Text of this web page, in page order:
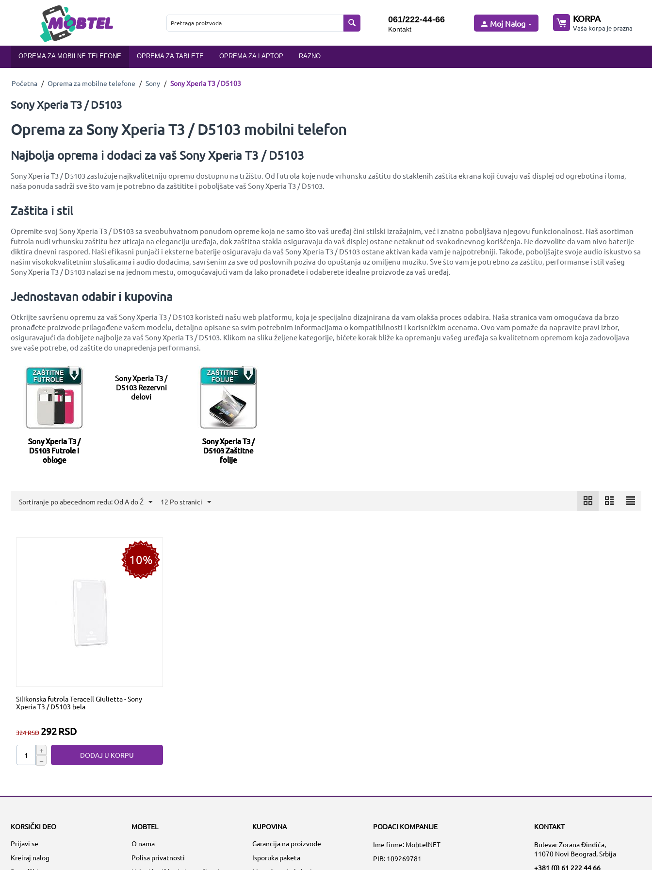
061/222-44-66
Kontakt
Moj Nalog KORPA
Vaša korpa je prazna
OPREMA ZA MOBILNE TELEFONE OPREMA ZA TABLETE OPREMA ZA LAPTOP RAZNO
Početna / Oprema za mobilne telefone / Sony / Sony Xperia T3 / D5103
Sony Xperia T3 / D5103
Oprema za Sony Xperia T3 / D5103 mobilni telefon
Najbolja oprema i dodaci za vaš Sony Xperia T3 / D5103
Sony Xperia T3 / D5103 zaslužuje najkvalitetniju opremu dostupnu na tržištu. Od futrola koje nude vrhunsku zaštitu do staklenih zaštita ekrana koji čuvaju vaš displej od ogrebotina i loma,
naša ponuda sadrži sve što vam je potrebno da zaštitite i poboljšate vaš Sony Xperia T3 / D5103.
Zaštita i stil
Opremite svoj Sony Xperia T3 / D5103 sa sveobuhvatnom ponudom opreme koja ne samo što vaš uređaj čini stilski izražajnim, već i znatno poboljšava njegovu funkcionalnost. Naš asortiman
futrola nudi vrhunsku zaštitu bez uticaja na eleganciju uređaja, dok zaštitna stakla osiguravaju da vaš displej ostane netaknut od svakodnevnog korišćenja. Ne dozvolite da vam nivo baterije
diktira dnevni raspored. Naši efikasni punjači i eksterne baterije osiguravaju da vaš Sony Xperia T3 / D5103 ostane aktivan kada vam je najpotrebniji. Takođe, poboljšajte svoje audio iskustvo sa
našim visokokvalitetnim slušalicama i audio dodacima, savršenim za sve od poslovnih poziva do opuštanja uz omiljenu muziku. Sve što vam je potrebno za zaštitu, performanse i stil vašeg
Sony Xperia T3 / D5103 nalazi se na jednom mestu, omogućavajući vam da lako pronađete i odaberete idealne proizvode za vaš uređaj.
Jednostavan odabir i kupovina
Otkrijte savršenu opremu za vaš Sony Xperia T3 / D5103 koristeći našu web platformu, koja je specijalno dizajnirana da vam olakša proces odabira. Naša stranica vam omogućava da brzo
pronađete proizvode prilagođene vašem modelu, detaljno opisane sa svim potrebnim informacijama o kompatibilnosti i korisničkim ocenama. Ovo vam pomaže da napravite pravi izbor,
osiguravajući da dobijete najbolje za vaš Sony Xperia T3 / D5103. Klikom na sliku željene kategorije, bićete korak bliže ka opremanju vašeg uređaja sa kvalitetnom opremom koja zadovoljava
sve vaše potrebe, od zaštite do unapređenja performansi.
Sony Xperia T3 /
D5103 Futrole i
obloge
Sony Xperia T3 /
D5103 Rezervni
delovi
Sony Xperia T3 /
D5103 Zaštitne
folije
Sortiranje po abecednom redu: Od A do Ž 12 Po stranici
10%
Silikonska futrola Teracell Giulietta - Sony
Xperia T3 / D5103 bela
324RSD 292RSD
+
−
DODAJ U KORPU
KORSIČKI DEO
Prijavi se
Kreiraj nalog
MOBTEL
O nama
Polisa privatnosti
KUPOVINA
Garancija na proizvode
Isporuka paketa
PODACI KOMPANIJE
Ime firme: MobtelNET
PIB: 109269781
KONTAKT
Bulevar Zorana Đinđića,
11070 Novi Beograd, Srbija
+381 (0) 61 222 44 66